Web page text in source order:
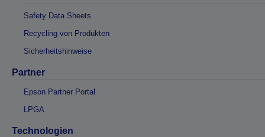
Safety Data Sheets
Recycling von Produkten
Sicherheitshinweise
Partner
Epson Partner Portal
LPGA
Technologien